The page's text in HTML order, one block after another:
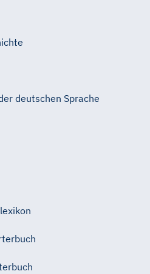
deutschen Sprache